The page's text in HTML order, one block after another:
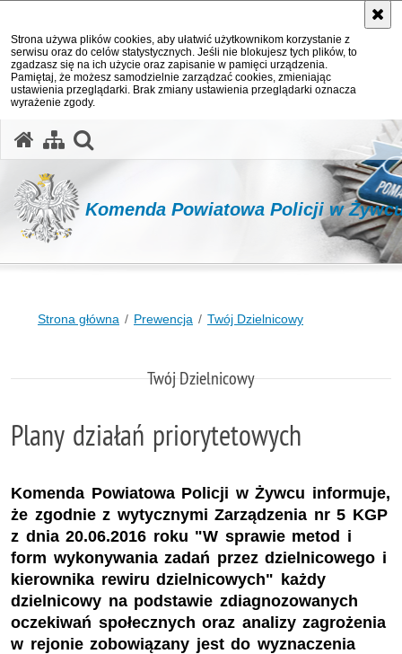
Strona używa plików cookies, aby ułatwić użytkownikom korzystanie z
serwisu oraz do celów statystycznych. Jeśli nie blokujesz tych plików, to
zgadzasz się na ich użycie oraz zapisanie w pamięci urządzenia.
Pamiętaj, że możesz samodzielnie zarządzać cookies, zmieniając
ustawienia przeglądarki. Brak zmiany ustawienia przeglądarki oznacza
wyrażenie zgody.
Komenda Powiatowa Policji w
Strona główna Prewencja Twój Dzielnicowy
Twój Dzielnicowy
Plany działań priorytetowych
Komenda Powiatowa Policji w Żywcu informuje,
że zgodnie z wytycznymi Zarządzenia nr 5 KGP
z dnia 20.06.2016 roku "W sprawie metod i
form wykonywania zadań przez dzielnicowego i
kierownika rewiru dzielnicowych" każdy
dzielnicowy na podstawie zdiagnozowanych
oczekiwań społecznych oraz analizy zagrożenia
w rejonie zobowiązany jest do wyznaczenia